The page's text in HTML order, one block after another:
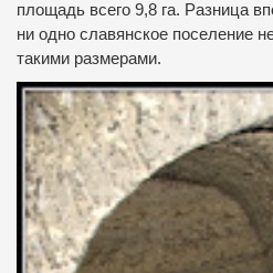
площадь всего 9,8 га. Разница
ни одно славянское поселение
такими размерами.